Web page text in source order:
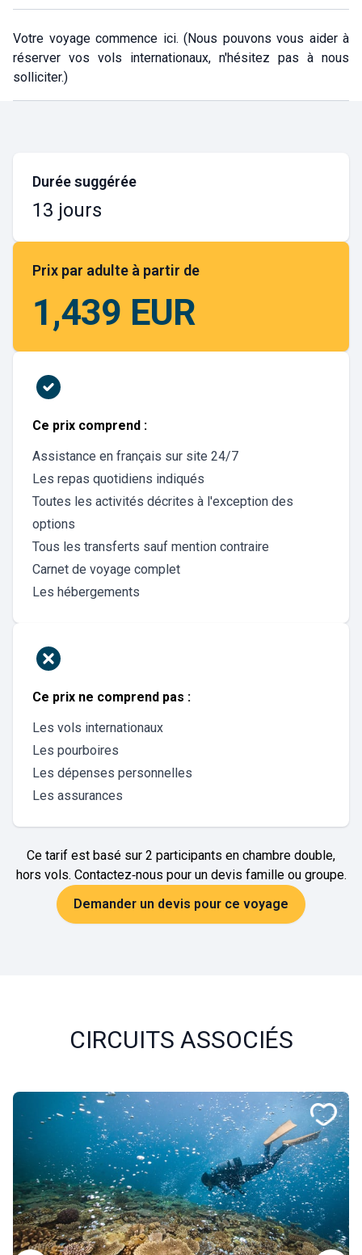
Votre voyage commence ici. (Nous pouvons vous aider à
réserver vos vols internationaux, n'hésitez pas à nous
solliciter.)
Durée suggérée
13 jours
Prix par adulte à partir de
1,439 EUR
Ce prix comprend :
Assistance en français sur site 24/7
Les repas quotidiens indiqués
Toutes les activités décrites à l'exception des
options
Tous les transferts sauf mention contraire
Carnet de voyage complet
Les hébergements
Ce prix ne comprend pas :
Les vols internationaux
Les pourboires
Les dépenses personnelles
Les assurances
Ce tarif est basé sur 2 participants en chambre double,
hors vols. Contactez‑nous pour un devis famille ou groupe.
Demander un devis pour ce voyage
CIRCUITS ASSOCIÉS